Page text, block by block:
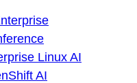
Linux AI
AI